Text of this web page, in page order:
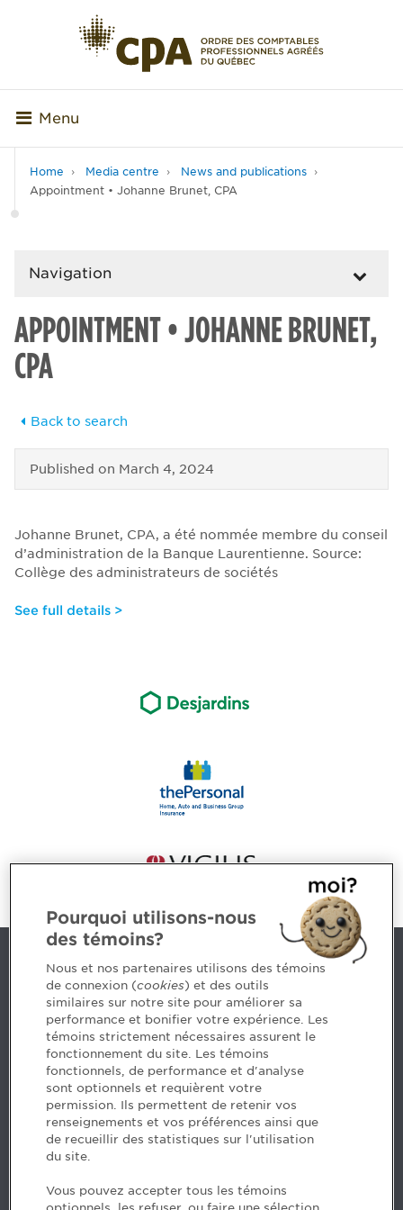
Menu
Home Media centre
News and publications
Appointment • Johanne Brunet, CPA
Navigation
APPOINTMENT • JOHANNE BRUNET,
CPA
Back to search
Published on March 4, 2024
Johanne Brunet, CPA, a été nommée membre du conseil
d’administration de la Banque Laurentienne. Source:
Collège des administrateurs de sociétés
See full details >
Contact us
5, Place Ville Marie, bureau 800, Montréal (Québec)
H3B 2G2
www.cpaquebec.ca
Questions? Ask our team >
Want to make the Order a part of your career? See
our job offers >
Facebook - Devenir CPA
Pourquoi utilisons-nous
des témoins?
Nous et nos partenaires utilisons des témoins
de connexion (cookies) et des outils
similaires sur notre site pour améliorer sa
performance et bonifier votre expérience. Les
témoins strictement nécessaires assurent le
fonctionnement du site. Les témoins
fonctionnels, de performance et d'analyse
sont optionnels et requièrent votre
permission. Ils permettent de retenir vos
renseignements et vos préférences ainsi que
de recueillir des statistiques sur l'utilisation
du site.
Vous pouvez accepter tous les témoins